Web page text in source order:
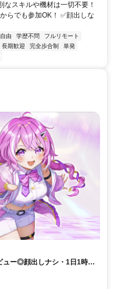
なスキルや機材は一切不要！
らでも参加OK！ ✅顔出しな
由 学歴不問
フルリモート
長期歓迎 完全歩合制
単発
ュー◎顔出しナシ・1日1時間